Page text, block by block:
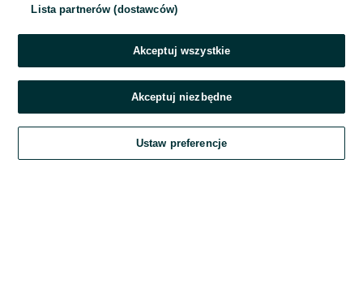
Zaloguj się
Kontynuując za pośrednictwem jednego z dostawców wskazanych powyżej,
OLX.pl w jego aktualnym brzmieniu.
Lista partnerów (dostawców)
Akceptuj wszystkie
Akceptuj niezbędne
Ustaw preferencje